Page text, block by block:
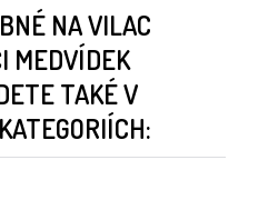
NA VILAC
MEDVÍDEK
TAKÉ V